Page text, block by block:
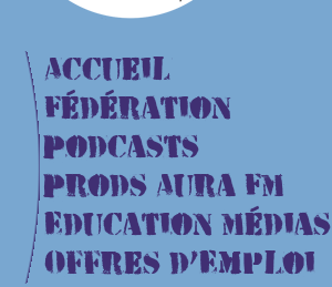
Accueil
Fédération
Podcasts
Prods Aura FM
Education Médias
Offres d’Emploi